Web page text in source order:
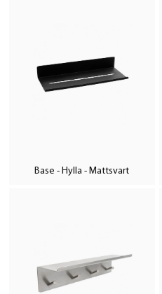
Base - Hylla - Mattsvart